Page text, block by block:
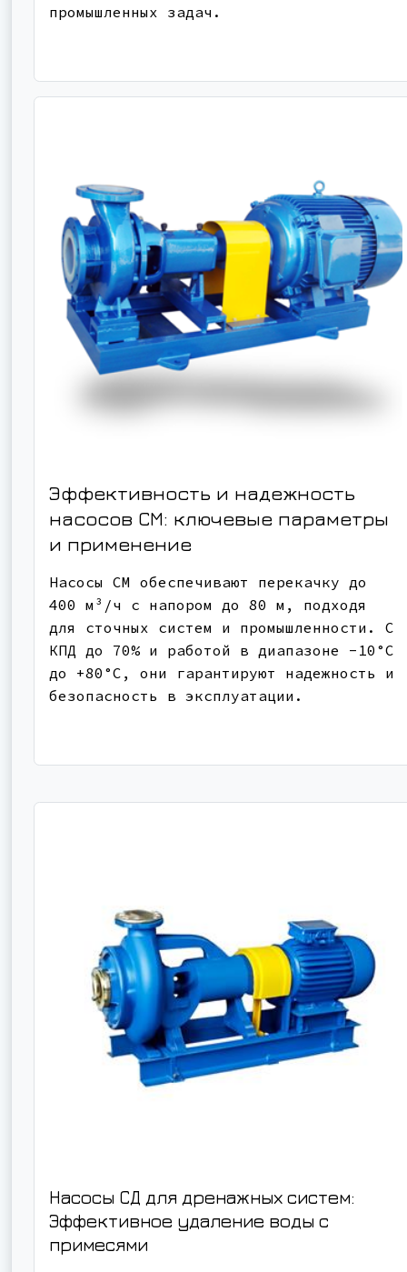
промышленных задач.
Эффективность и надежность
насосов СМ: ключевые параметры
и применение
Насосы СМ обеспечивают перекачку до
400 м³/ч с напором до 80 м, подходя
для сточных систем и промышленности. С
КПД до 70% и работой в диапазоне -10°C
до +80°C, они гарантируют надежность и
безопасность в эксплуатации.
Насосы СД для дренажных систем:
Эффективное удаление воды с
примесями